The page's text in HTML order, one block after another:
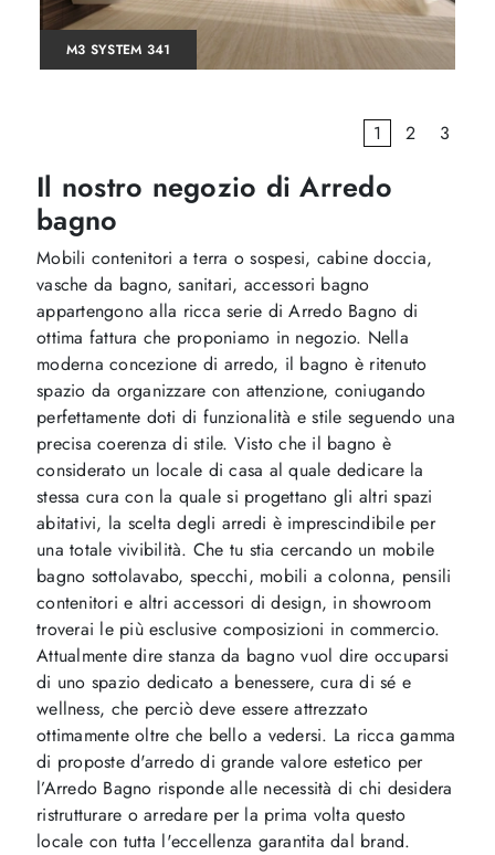
M3 SYSTEM 341
1 2 3
Il nostro negozio di Arredo
bagno
Mobili contenitori a terra o sospesi, cabine doccia,
vasche da bagno, sanitari, accessori bagno
appartengono alla ricca serie di Arredo Bagno di
ottima fattura che proponiamo in negozio. Nella
moderna concezione di arredo, il bagno è ritenuto
spazio da organizzare con attenzione, coniugando
perfettamente doti di funzionalità e stile seguendo una
precisa coerenza di stile. Visto che il bagno è
considerato un locale di casa al quale dedicare la
stessa cura con la quale si progettano gli altri spazi
abitativi, la scelta degli arredi è imprescindibile per
una totale vivibilità. Che tu stia cercando un mobile
bagno sottolavabo, specchi, mobili a colonna, pensili
contenitori e altri accessori di design, in showroom
troverai le più esclusive composizioni in commercio.
Attualmente dire stanza da bagno vuol dire occuparsi
di uno spazio dedicato a benessere, cura di sé e
wellness, che perciò deve essere attrezzato
ottimamente oltre che bello a vedersi. La ricca gamma
di proposte d'arredo di grande valore estetico per
l’Arredo Bagno risponde alle necessità di chi desidera
ristrutturare o arredare per la prima volta questo
locale con tutta l'eccellenza garantita dal brand.